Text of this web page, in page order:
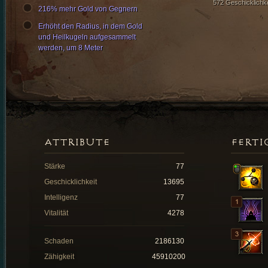
572
216% mehr Gold von Gegnern
Erhöht den Radius, in dem Gold
und Heilkugeln aufgesammelt
werden, um 8 Meter
ATTRIBUTE
Stärke
77
Geschicklichkeit
13695
Intelligenz
77
Vitalität
4278
Schaden
2186130
Zähigkeit
45910200